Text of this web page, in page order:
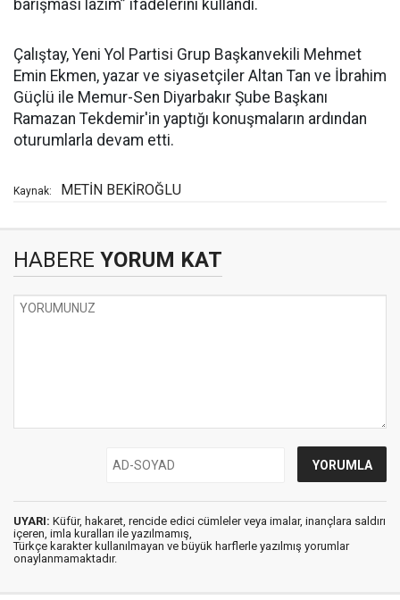
barışması lazım” ifadelerini kullandı.
Çalıştay, Yeni Yol Partisi Grup Başkanvekili Mehmet
Emin Ekmen, yazar ve siyasetçiler Altan Tan ve İbrahim
Güçlü ile Memur-Sen Diyarbakır Şube Başkanı
Ramazan Tekdemir'in yaptığı konuşmaların ardından
oturumlarla devam etti.
Kaynak: METİN BEKİROĞLU
HABERE YORUM KAT
UYARI: Küfür, hakaret, rencide edici cümleler veya imalar, inançlara saldırı
içeren, imla kuralları ile yazılmamış,
Türkçe karakter kullanılmayan ve büyük harflerle yazılmış yorumlar
onaylanmamaktadır.